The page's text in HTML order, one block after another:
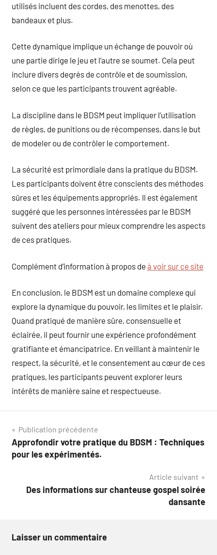
utilisés incluent des cordes, des menottes, des
bandeaux et plus.
Cette dynamique implique un échange de pouvoir où
une partie dirige le jeu et l’autre se soumet. Cela peut
inclure divers degrés de contrôle et de soumission,
selon ce que les participants trouvent agréable.
La discipline dans le BDSM peut impliquer l’utilisation
de règles, de punitions ou de récompenses, dans le but
de modeler ou de contrôler le comportement.
La sécurité est primordiale dans la pratique du BDSM.
Les participants doivent être conscients des méthodes
sûres et les équipements appropriés. Il est également
suggéré que les personnes intéressées par le BDSM
suivent des ateliers pour mieux comprendre les aspects
de ces pratiques.
Complément d’information à propos de à voir sur ce site
En conclusion, le BDSM est un domaine complexe qui
explore la dynamique du pouvoir, les limites et le plaisir.
Quand pratiqué de manière sûre, consensuelle et
éclairée, il peut fournir une expérience profondément
gratifiante et émancipatrice. En veillant à maintenir le
respect, la sécurité, et le consentement au cœur de ces
pratiques, les participants peuvent explorer leurs
intérêts de manière saine et respectueuse.
Navigation
de
Publication précédente
Approfondir votre pratique du BDSM : Techniques
pour les expérimentés.
Article suivant
Des informations sur chanteuse gospel soirée
dansante
Laisser un commentaire